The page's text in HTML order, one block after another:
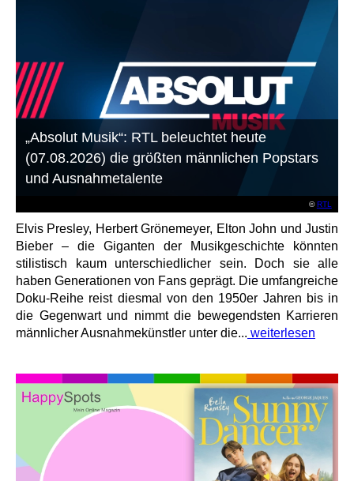
©RTL
„Absolut Musik“: RTL beleuchtet heute
(07.08.2026) die größten männlichen Popstars
und Ausnahmetalente
Elvis Presley, Herbert Grönemeyer, Elton John und Justin
Bieber – die Giganten der Musikgeschichte könnten
stilistisch kaum unterschiedlicher sein. Doch sie alle
haben Generationen von Fans geprägt. Die umfangreiche
Doku-Reihe reist diesmal von den 1950er Jahren bis in
die Gegenwart und nimmt die bewegendsten Karrieren
männlicher Ausnahmekünstler unter die... weiterlesen